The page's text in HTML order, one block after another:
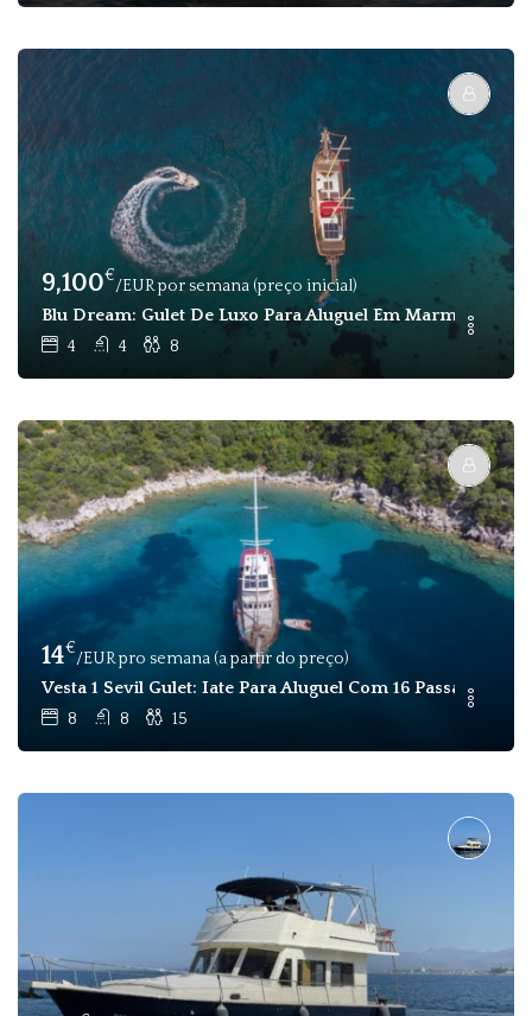
9,100€
/EUR por semana (preço inicial)
Blu Dream: Gulet De Luxo Para Aluguel Em Marmaris - 8
4 4 8
14€
/EUR pro semana (a partir do preço)
Vesta 1 Sevil Gulet: Iate Para Aluguel Com 16 Passageiros
8 8 15